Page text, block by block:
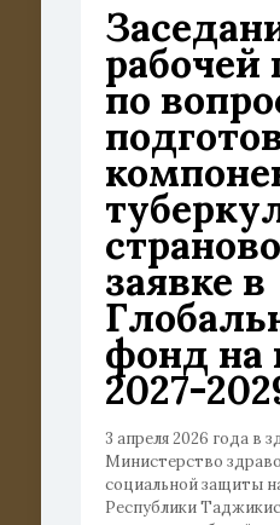
рабочей
по
заявке в
фонд на
2027-
3 апреля 2026 года в
Министерство
социальной защиты
Республики